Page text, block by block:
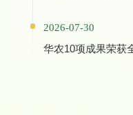
2026-07-30
华农10项成果荣获